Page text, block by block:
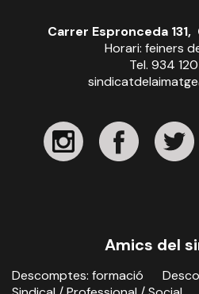
Carrer Espronceda
Horari: feiners
Tel. 934
Amics del
Descomptes: formació